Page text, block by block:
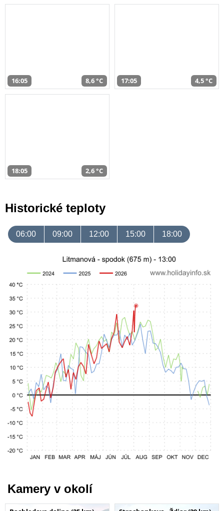
16:05 8,6 °C 17:05 4,5 °C
18:05 2,6 °C
Historické teploty
06:00 09:00 12:00 15:00 18:00
Kamery v okolí